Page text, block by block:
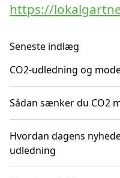
https://
Seneste indlæg
CO2-udledning og
Sådan sænker du CO2
Hvordan dagens
udledning